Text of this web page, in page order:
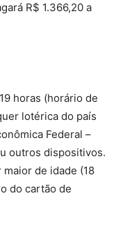
R$ 1.366,20 a
horas (horário de
lotérica do país
Federal –
outros dispositivos.
de idade (18
do cartão de